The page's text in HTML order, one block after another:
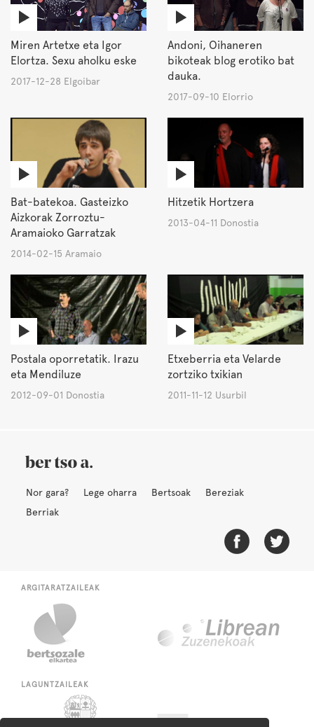
Miren Artetxe eta Igor
Elortza. Sexu aholku eske
2017-12-28 Elgoibar
Andoni, Oihaneren
bikoteak blog erotiko bat
dauka.
2017-09-10 Elorrio
Bat-batekoa. Gasteizko
Aizkorak Zorroztu-
Aramaioko Garratzak
2014-02-15 Aramaio
Hitzetik Hortzera
2013-04-11 Donostia
Postala oporretatik. Irazu
eta Mendiluze
2012-09-01 Donostia
Etxeberria eta Velarde
zortziko txikian
2011-11-12 Usurbil
Nor gara? Lege oharra Bertsoak
Bereziak
Berriak
ARGITARATZAILEAK
LAGUNTZAILEAK